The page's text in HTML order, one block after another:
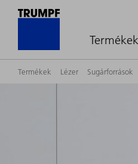
Termékek
Termékek Lézer Sugárforrások